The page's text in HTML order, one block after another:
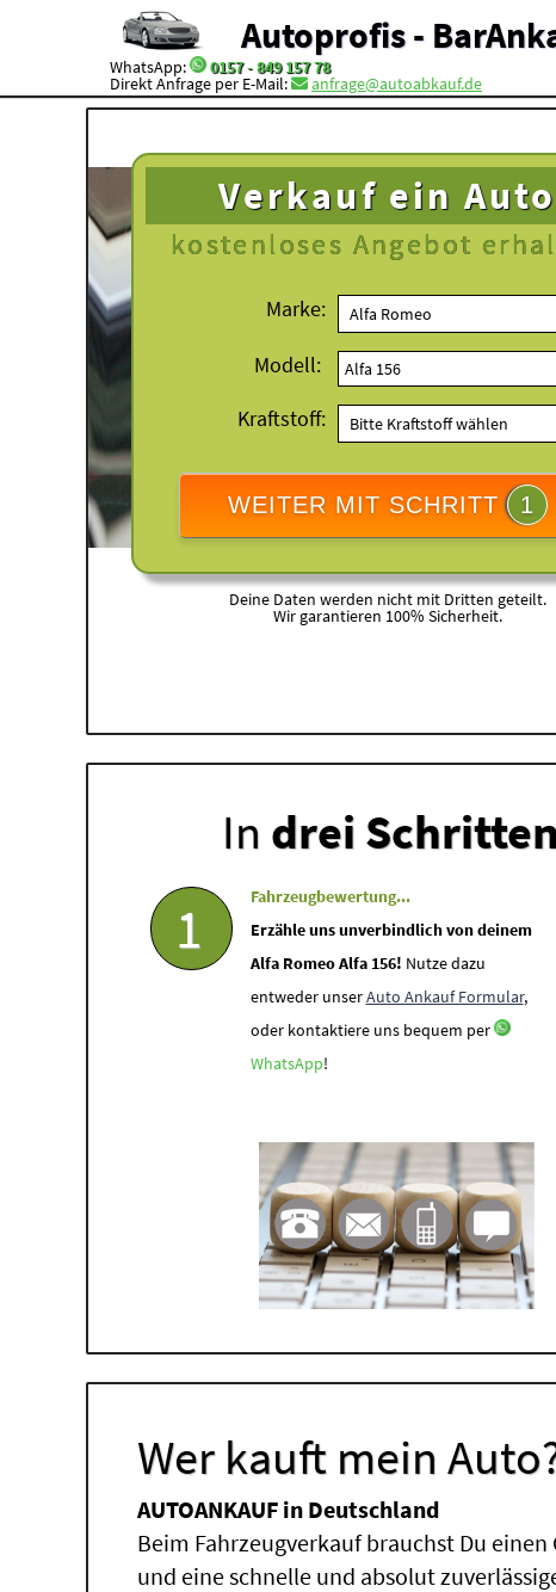
Autoprofis -
WhatsApp: 0157 - 849 157 78
Direkt Anfrage per E-Mail: anfrage@autoabkauf.de
Verkauf ein Auto
kostenloses Angebot
Marke:
Modell:
Kraftstoff:
WEITER MIT SCHRITT 1
Deine Daten werden nicht mit Dritten geteilt.
Wir garantieren 100% Sicherheit.
In drei
1
Fahrzeugbewertung...
Erzähle uns unverbindlich von deinem
Alfa Romeo Alfa 156! Nutze dazu
entweder unserAuto Ankauf Formular,
oder kontaktiere uns bequem per
WhatsApp!
Wer kauft mein
AUTOANKAUF in Deutschland
Beim Fahrzeugverkauf brauchst Du
und eine schnelle und absolut